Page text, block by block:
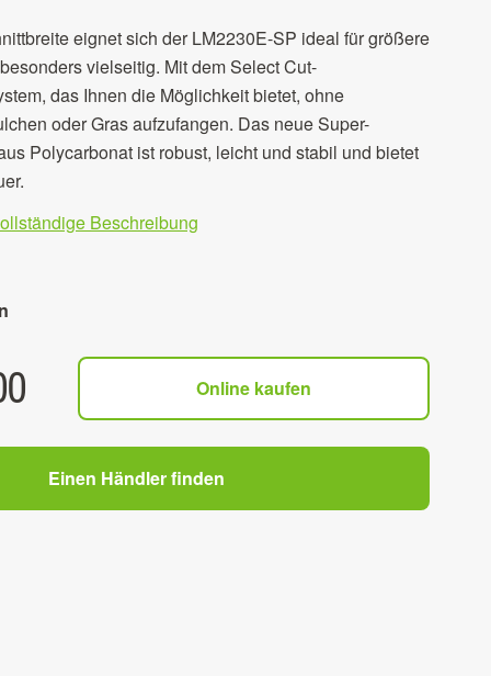
eignet sich der LM2230E-SP ideal für größere
vielseitig. Mit dem Select Cut-
das Ihnen die Möglichkeit bietet, ohne
oder Gras aufzufangen. Das neue Super-
Polycarbonat ist robust, leicht und stabil und bietet
Beschreibung
Online kaufen
Einen Händler finden